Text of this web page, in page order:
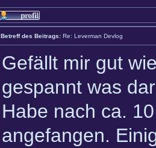
Betreff des Beitrags: Re: Leverman Devlog
Gefällt mir gut
gespannt was
Habe nach ca.
angefangen.